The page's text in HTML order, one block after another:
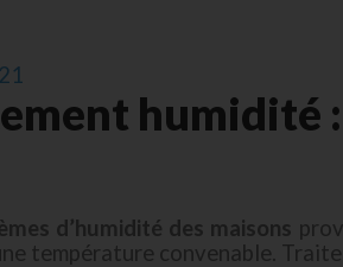
humidité
d’humidité des maisons
température convenable.